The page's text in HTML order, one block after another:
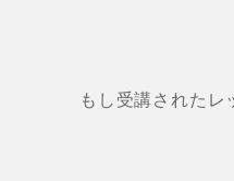
もし受講された